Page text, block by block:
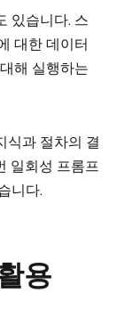
있습니다. 스
대한 데이터
해 실행하는
식과 절차의 결
일회성 프롬프
니다.
용